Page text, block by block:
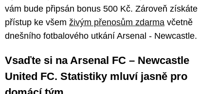
vám bude připsán bonus 500 Kč. Zároveň získáte
přístup ke všem živým přenosům zdarma včetně
dnešního fotbalového utkání Arsenal - Newcastle.
Vsaďte si na Arsenal FC – Newcastle
United FC. Statistiky mluví jasně pro